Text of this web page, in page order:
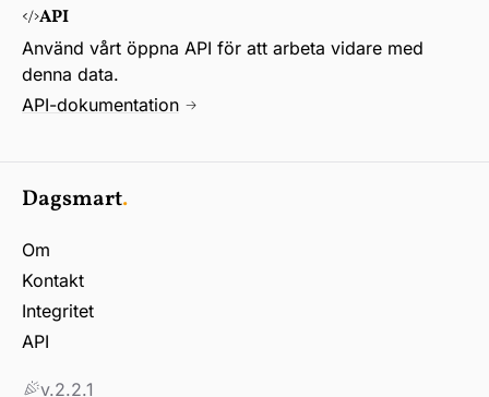
API
Använd vårt öppna API för att arbeta vidare med
denna data.
API-dokumentation
Dagsmart.
Om
Kontakt
Integritet
API
v.2.2.1